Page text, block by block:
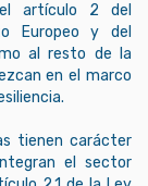
artículo 2 del
Europeo y del
al resto de la
en el marco
tienen carácter
el sector